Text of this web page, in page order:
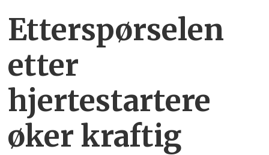
Etterspørselen
etter
hjertestartere
øker kraftig